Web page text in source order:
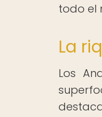
todo el
La
Los